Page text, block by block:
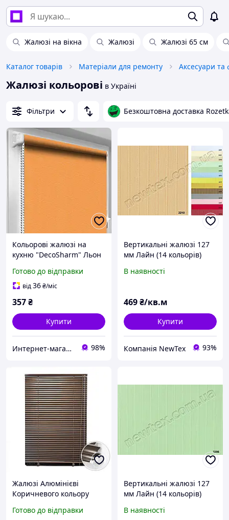
Жалюзі на вікна Жалюзі Жалюзі 65 см
Каталог товарів Матеріали для ремонту
Жалюзі кольорові в Україні
Фільтри Безкоштовна доставка
Кольорові жалюзі на
кухню "DecoSharm" Льон
Готово до відправки
від36₴/міс
357₴
Купити
Интернет-магазин Уют 98%
Вертикальні жалюзі 127
мм Лайн (14 кольорів)
В наявності
469₴/кв.м
Купити
Компанія NewTex 93%
Жалюзі Алюмінієві
Коричневого кольору
розмірами
Готово до відправки
Вертикальні жалюзі 127
мм Лайн (14 кольорів)
В наявності